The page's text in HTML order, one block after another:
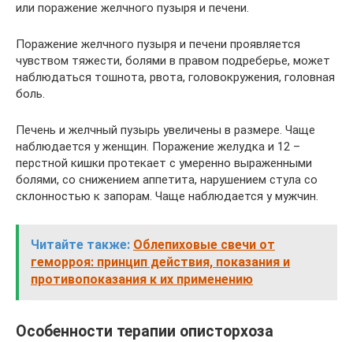
или поражение желчного пузыря и печени.
Поражение желчного пузыря и печени проявляется
чувством тяжести, болями в правом подреберье, может
наблюдаться тошнота, рвота, головокружения, головная
боль.
Печень и желчный пузырь увеличены в размере. Чаще
наблюдается у женщин. Поражение желудка и 12 –
перстной кишки протекает с умеренно выраженными
болями, со снижением аппетита, нарушением стула со
склонностью к запорам. Чаще наблюдается у мужчин.
Читайте также: Облепиховые свечи от
геморроя: принцип действия, показания и
противопоказания к их применению
Особенности терапии описторхоза